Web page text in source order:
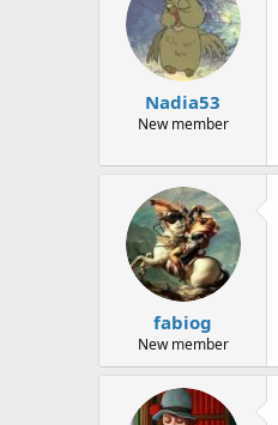
Nadia53
New member
fabiog
New member